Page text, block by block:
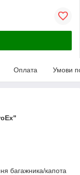
Оплата Умови
багажника/капота